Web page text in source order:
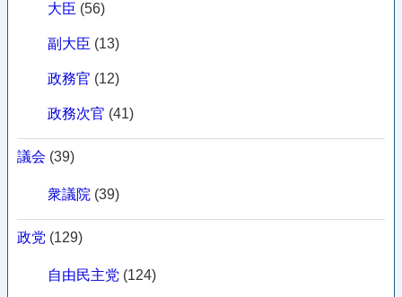
大臣 (56)
副大臣 (13)
政務官 (12)
政務次官 (41)
議会 (39)
衆議院 (39)
政党 (129)
自由民主党 (124)